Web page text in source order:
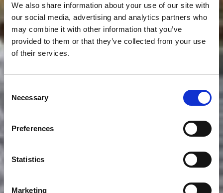
We also share information about your use of our site with
our social media, advertising and analytics partners who
may combine it with other information that you’ve
provided to them or that they’ve collected from your use
of their services.
Selection
Necessary
Preferences
Statistics
Marketing